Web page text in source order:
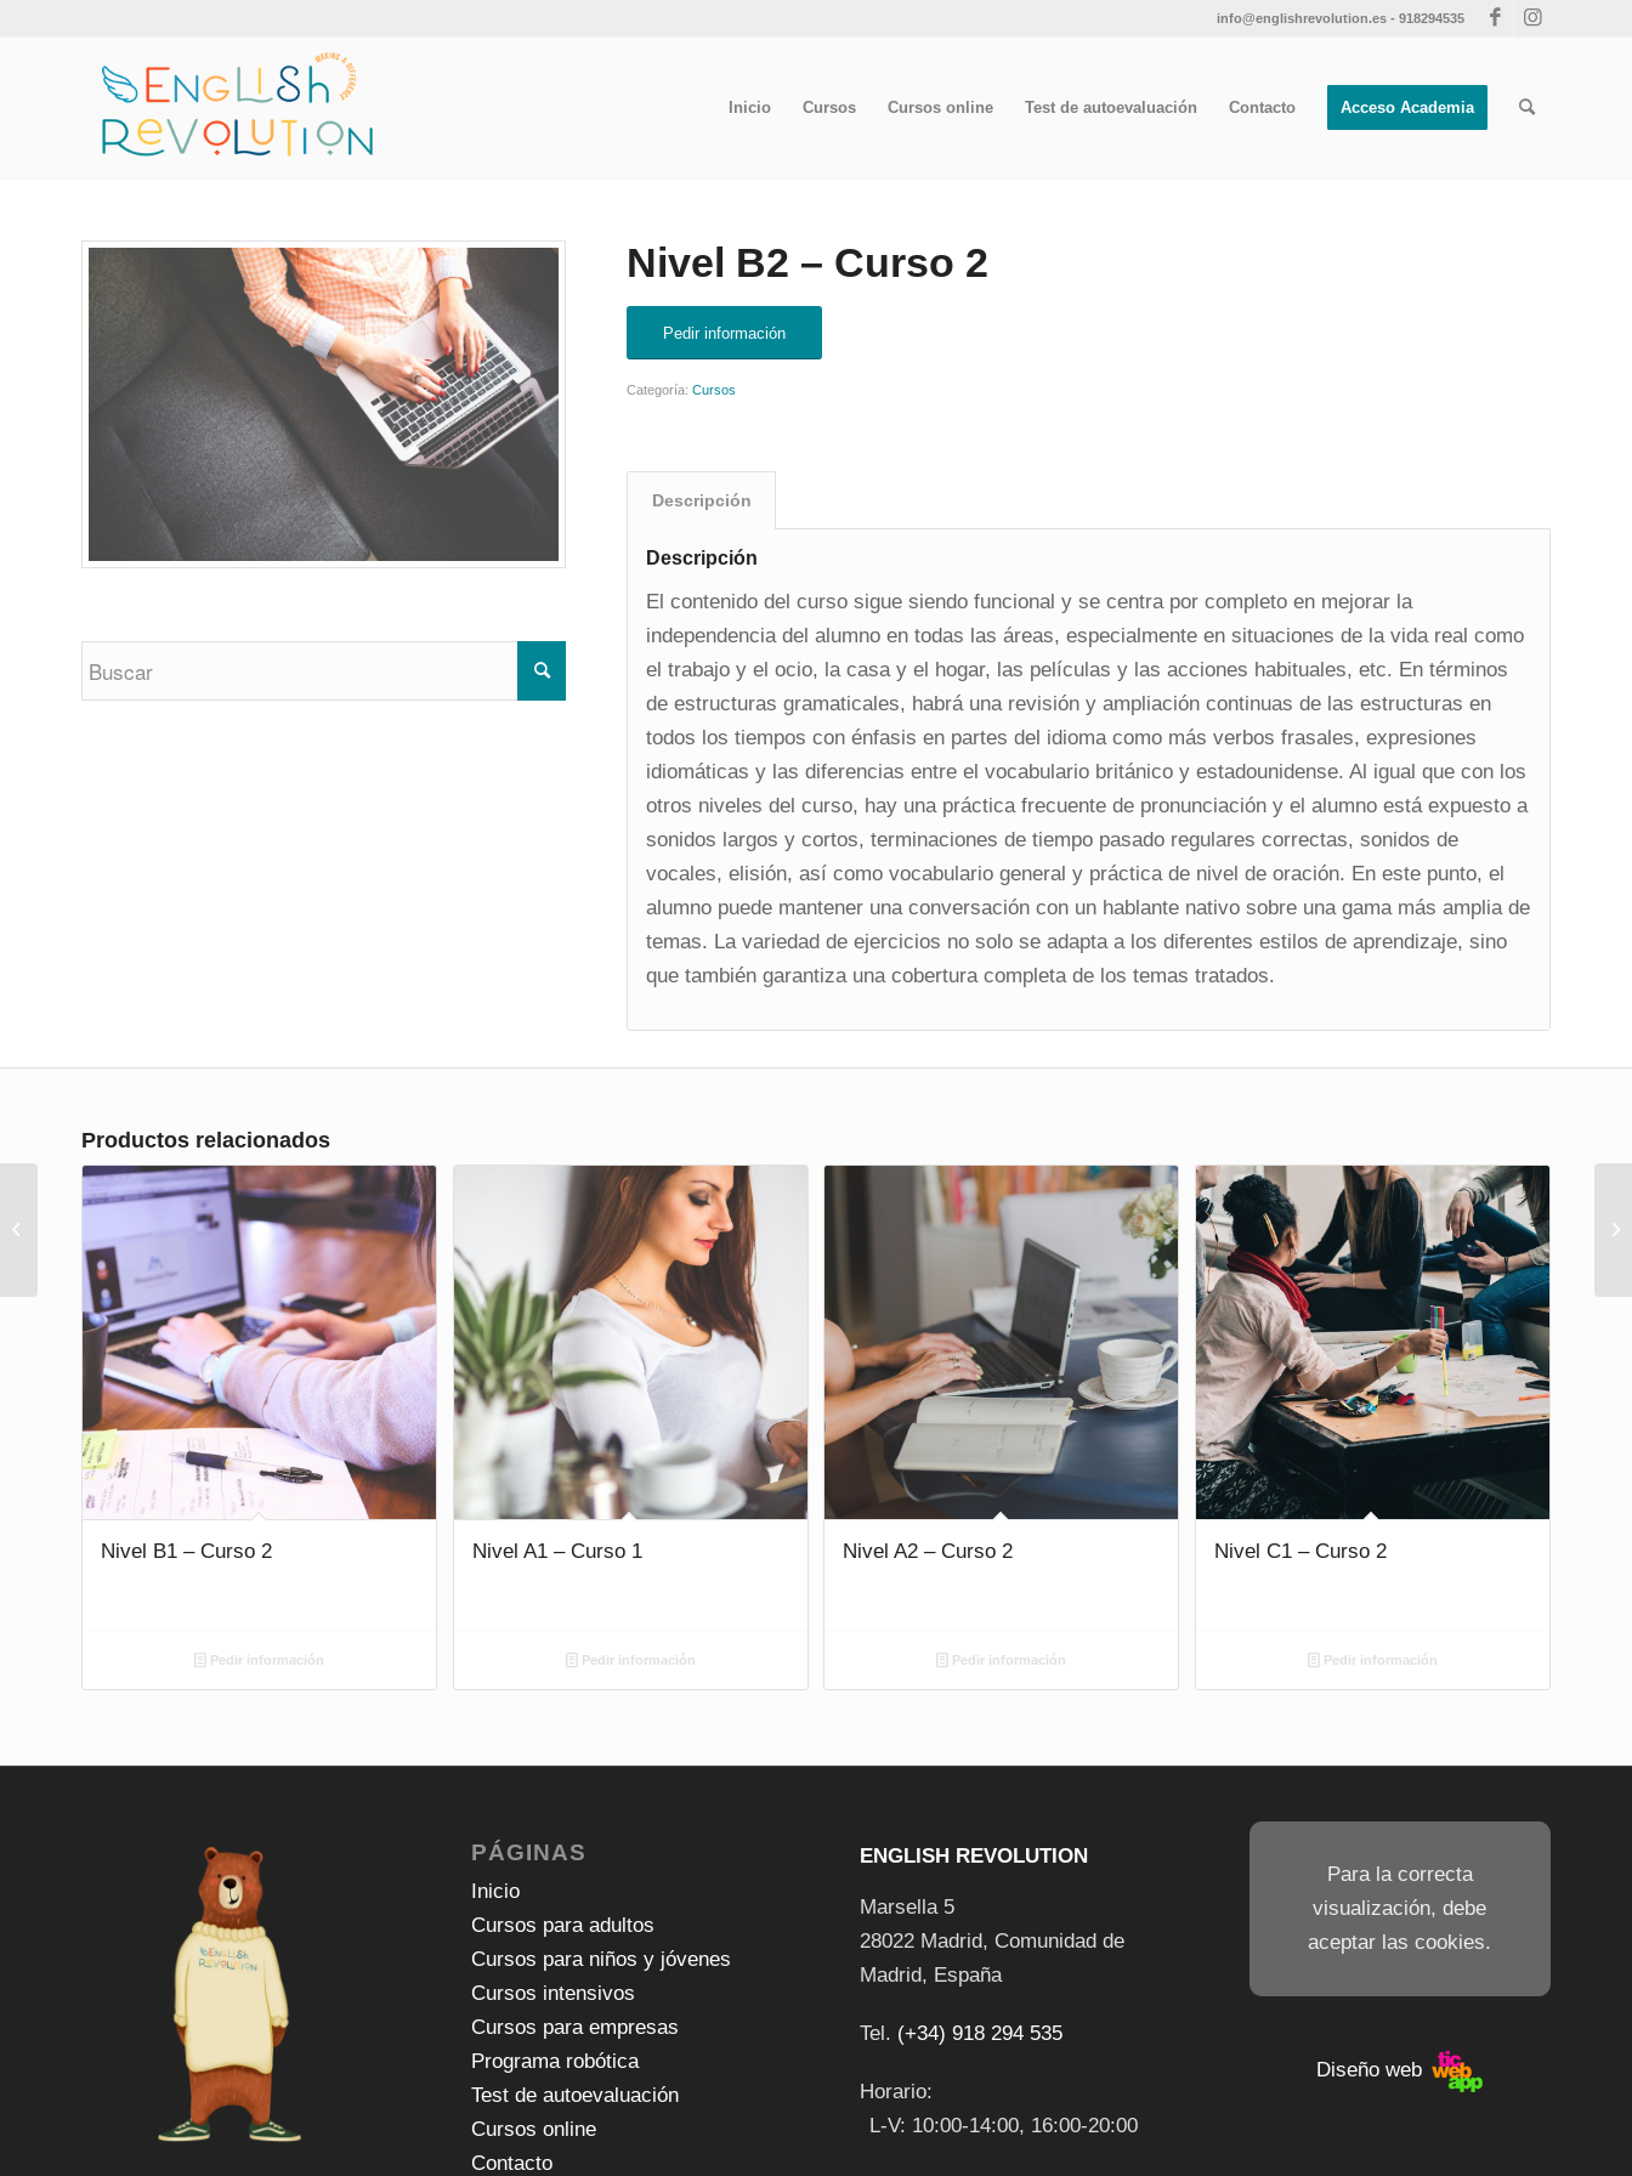
info@englishrevolution.es - 918294535
Inicio Cursos Cursos online Test de autoevaluación Contacto Acceso Academia
Nivel B2 – Curso 2
Pedir información
Categoría:Cursos
Descripción
Descripción
El contenido del curso sigue siendo funcional y se centra por completo en mejorar la
independencia del alumno en todas las áreas, especialmente en situaciones de la vida real como
el trabajo y el ocio, la casa y el hogar, las películas y las acciones habituales, etc. En términos
de estructuras gramaticales, habrá una revisión y ampliación continuas de las estructuras en
todos los tiempos con énfasis en partes del idioma como más verbos frasales, expresiones
idiomáticas y las diferencias entre el vocabulario británico y estadounidense. Al igual que con los
otros niveles del curso, hay una práctica frecuente de pronunciación y el alumno está expuesto a
sonidos largos y cortos, terminaciones de tiempo pasado regulares correctas, sonidos de
vocales, elisión, así como vocabulario general y práctica de nivel de oración. En este punto, el
alumno puede mantener una conversación con un hablante nativo sobre una gama más amplia de
temas. La variedad de ejercicios no solo se adapta a los diferentes estilos de aprendizaje, sino
que también garantiza una cobertura completa de los temas tratados.
Productos relacionados
Nivel B1 – Curso 2
Pedir información
Nivel A1 – Curso 1
Pedir información
Nivel A2 – Curso 2
Pedir información
Nivel C1 – Curso 2
Pedir información
PÁGINAS
Inicio
Cursos para adultos
Cursos para niños y jóvenes
Cursos intensivos
Cursos para empresas
Programa robótica
Test de autoevaluación
Cursos online
Contacto
ENGLISH REVOLUTION
Marsella 5
28022 Madrid, Comunidad de
Madrid, España
Tel. (+34) 918 294 535
Horario:
L-V: 10:00-14:00, 16:00-20:00
Para la correcta
visualización, debe
aceptar las cookies.
Diseño web
Nivel B2 – Curso 1